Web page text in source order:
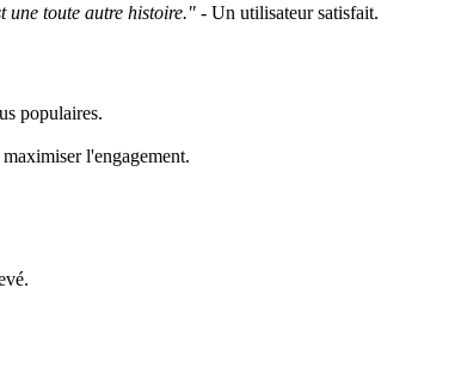
une toute autre histoire." - Un utilisateur satisfait.
populaires.
l'engagement.